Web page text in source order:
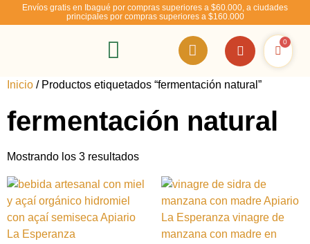
Envíos gratis en Ibagué por compras superiores a $60.000, a ciudades
principales por compras superiores a $160.000
0
Inicio / Productos etiquetados “fermentación natural”
fermentación natural
Mostrando los 3 resultados